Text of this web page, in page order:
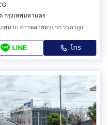
กรุงเทพมหานคร
ยมาก สภาพสวยหายาก ราคาถูก
LINE โทร